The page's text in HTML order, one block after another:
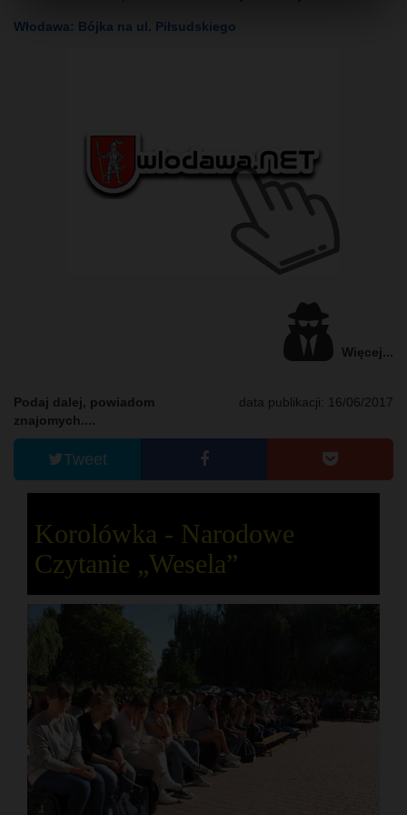
Włodawa: Bójka na ul. Piłsudskiego
Więcej...
data publikacji: 16/06/2017
Podaj dalej, powiadom
znajomych....
Tweet
Korolówka - Narodowe
Czytanie „Wesela”